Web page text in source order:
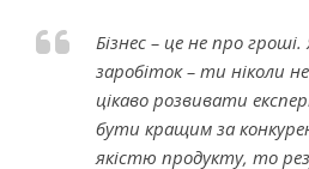
Бізнес – це не про
заробіток – ти ніколи
цікаво розвивати
бути кращим за
якістю продукту, то